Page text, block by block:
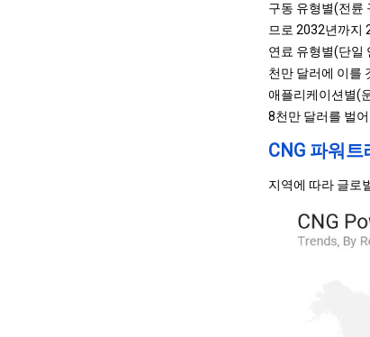
구동 유형별(전륜
므로 2032년까지
연료 유형별(단일
천만 달러에 이를
애플리케이션별(
8천만 달러를 벌
CNG 파워
지역에 따라 글로